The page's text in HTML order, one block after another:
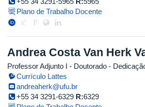
Plano de Trabalho Docente
Andrea Costa Van Herk
Professor Adjunto I - Doutorado -
Currículo Lattes
andreaherk@ufu.br
+55 34 3291-6329 R:6329